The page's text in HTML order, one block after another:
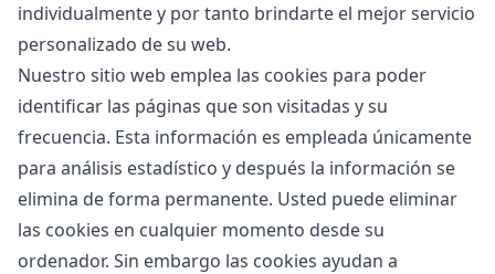
individualmente y por tanto brindarte el mejor servicio
personalizado de su web.
Nuestro sitio web emplea las cookies para poder
identificar las páginas que son visitadas y su
frecuencia. Esta información es empleada únicamente
para análisis estadístico y después la información se
elimina de forma permanente. Usted puede eliminar
las cookies en cualquier momento desde su
ordenador. Sin embargo las cookies ayudan a